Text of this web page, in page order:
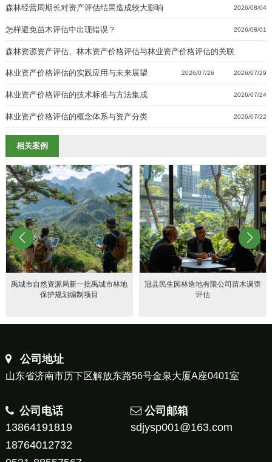
森林经营周期长对资产评估结果造成较大影响 2026/08/04
怎样避免苗木评估中出现错误？ 2026/08/01
森林资源资产评估、林木资产价格评估与林业资产价格评估的关联
2026/07/29
林业资产价格评估的实践应用与未来展望 2026/07/26
林业资产价格评估的技术标准与方法集成 2026/07/24
林业资产价格评估的概念体系与资产分类 2026/07/22
相关案例
禹城市自然资源局新一批禹城市林地
保护规划编制项目
冠县民生园林造地有限公司苗木调查
评估
公司地址
山东省济南市历下区解放东路56号金泉大厦A座0401室
公司电话
13864191819
18764012732
公司邮箱
sdjysp001@163.com